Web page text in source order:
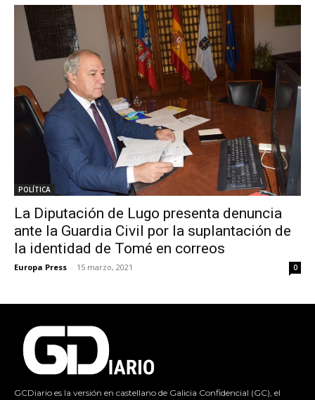
POLÍTICA
La Diputación de Lugo presenta denuncia
ante la Guardia Civil por la suplantación de
la identidad de Tomé en correos
Europa Press - 15 marzo, 2021 0
GCDiario es la versión en castellano de Galicia Confidencial (GC), el